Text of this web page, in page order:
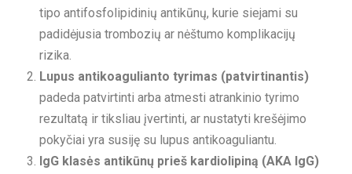
tipo antifosfolipidinių antikūnų, kurie siejami su
padidėjusia trombozių ar nėštumo komplikacijų
rizika.
Lupus antikoagulianto tyrimas (patvirtinantis)
padeda patvirtinti arba atmesti atrankinio tyrimo
rezultatą ir tiksliau įvertinti, ar nustatyti krešėjimo
pokyčiai yra susiję su lupus antikoaguliantu.
IgG klasės antikūnų prieš kardiolipiną (AKA IgG)